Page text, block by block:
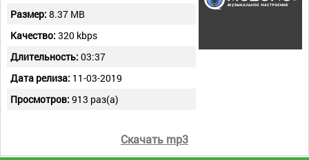
Размер: 8.37 MB
Качество: 320 kbps
Длительность: 03:37
Дата релиза: 11-03-2019
Просмотров: 913 раз(а)
Скачать mp3